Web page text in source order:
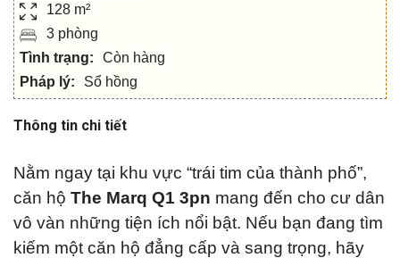
128 m²
3 phòng
Tình trạng:
Còn hàng
Pháp lý:
Sổ hồng
Thông tin chi tiết
Nằm ngay tại khu vực “trái tim của thành phố”,
căn hộ The Marq Q1 3pn mang đến cho cư dân
vô vàn những tiện ích nổi bật. Nếu bạn đang tìm
kiếm một căn hộ đẳng cấp và sang trọng, hãy